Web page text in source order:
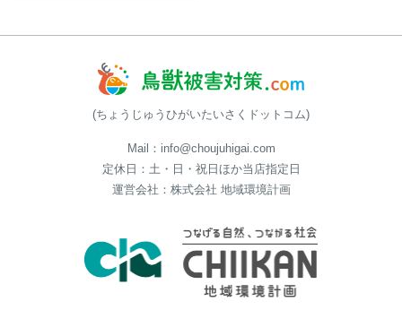
(ちょうじゅうひがいたいさくドットコム)
Mail：info@choujuhigai.com
定休日：土・日・祝日ほか当店指定日
運営会社：株式会社 地域環境計画